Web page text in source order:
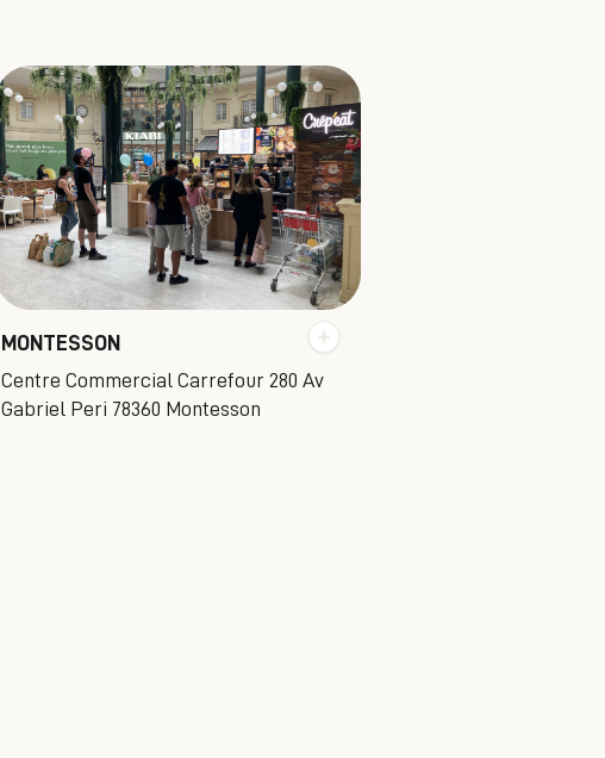
MONTESSON
Centre Commercial Carrefour 280 Av
Gabriel Peri 78360 Montesson